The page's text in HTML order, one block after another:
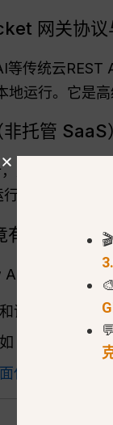
网关协议
传统云REST
运行。它是
托管 SaaS
是一个本地优
时间的维护和
什么用？
直接在本地
读取系统文件
WhatsApp、
任务
无需依赖